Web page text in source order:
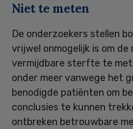
Niet te meten
De onderzoekers stellen
vrijwel onmogelijk is om
vermijdbare sterfte te
onder meer vanwege het
benodigde patiënten om
conclusies te kunnen
ontbreken betrouwbare